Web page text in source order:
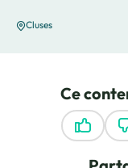
Cluses
Ce